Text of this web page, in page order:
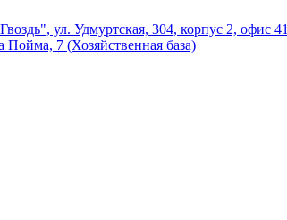
ул. Удмуртская, 304, корпус 2, офис 41
Пойма, 7 (Хозяйственная база)